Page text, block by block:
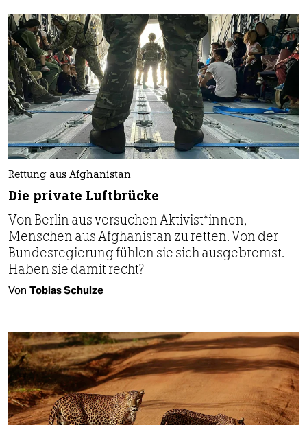
Rettung aus Afghanistan
Die private Luftbrücke
Von Berlin aus versuchen Ak­ti­vis­t*in­nen,
Menschen aus Afghanistan zu retten. Von der
Bundesregierung fühlen sie sich ausgebremst.
Haben sie damit recht?
Von Tobias Schulze